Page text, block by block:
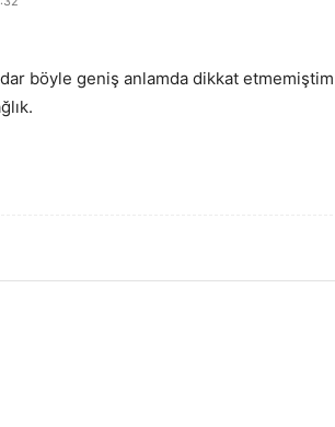
böyle geniş anlamda dikkat